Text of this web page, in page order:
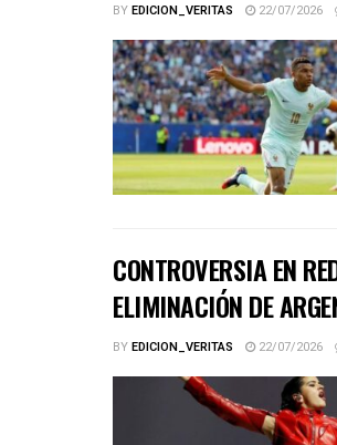
BYEDICION_VERITAS 22/07/2026
CONTROVERSIA EN
ELIMINACIÓN DE
BYEDICION_VERITAS 22/07/2026